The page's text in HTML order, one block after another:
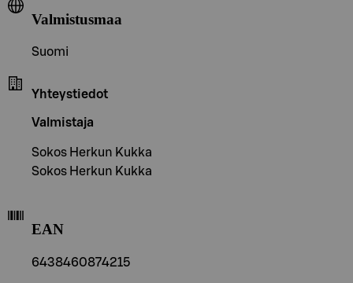
Valmistusmaa
Suomi
Yhteystiedot
Valmistaja
Sokos Herkun Kukka
Sokos Herkun Kukka
EAN
6438460874215